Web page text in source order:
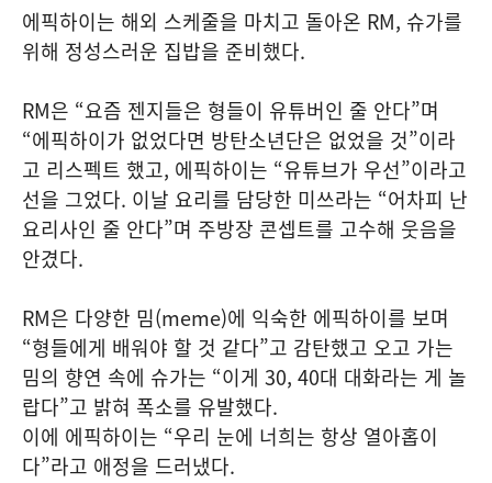
에픽하이는 해외 스케줄을 마치고 돌아온 RM, 슈가를
위해 정성스러운 집밥을 준비했다.
RM은 “요즘 젠지들은 형들이 유튜버인 줄 안다”며
“에픽하이가 없었다면 방탄소년단은 없었을 것”이라
고 리스펙트 했고, 에픽하이는 “유튜브가 우선”이라고
선을 그었다. 이날 요리를 담당한 미쓰라는 “어차피 난
요리사인 줄 안다”며 주방장 콘셉트를 고수해 웃음을
안겼다.
RM은 다양한 밈(meme)에 익숙한 에픽하이를 보며
“형들에게 배워야 할 것 같다”고 감탄했고 오고 가는
밈의 향연 속에 슈가는 “이게 30, 40대 대화라는 게 놀
랍다”고 밝혀 폭소를 유발했다.
이에 에픽하이는 “우리 눈에 너희는 항상 열아홉이
다”라고 애정을 드러냈다.